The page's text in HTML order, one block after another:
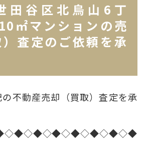
田谷区北烏山6丁
㎡マンションの売
査定のご依頼を承
不動産売却（買取）査定を承